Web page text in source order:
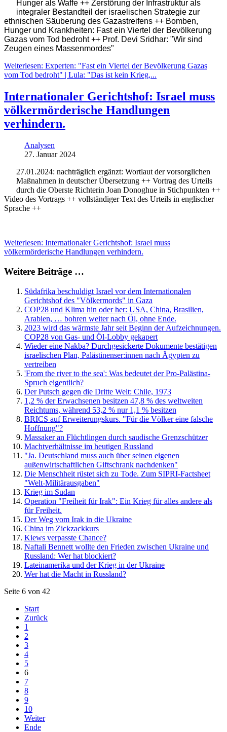
Hunger als Waffe ++ Zerstörung der Infrastruktur als
integraler Bestandteil der israelischen Strategie zur
ethnischen Säuberung des Gazastreifens ++ Bomben,
Hunger und Krankheiten: Fast ein Viertel der Bevölkerung
Gazas vom Tod bedroht ++ Prof. Devi Sridhar: "Wir sind
Zeugen eines Massenmordes"
Weiterlesen: Experten: "Fast ein Viertel der Bevölkerung Gazas
vom Tod bedroht" | Lula: "Das ist kein Krieg,...
Internationaler Gerichtshof: Israel muss
völkermörderische Handlungen
verhindern.
Analysen
27. Januar 2024
27.01.2024: nachträglich ergänzt: Wortlaut der vorsorglichen
Maßnahmen in deutscher Übersetzung ++ Vortrag des Urteils
durch die Oberste Richterin Joan Donoghue in Stichpunkten ++
Video des Vortrags ++ vollständiger Text des Urteils in englischer
Sprache ++
Weiterlesen: Internationaler Gerichtshof: Israel muss
völkermörderische Handlungen verhindern.
Weitere Beiträge …
Südafrika beschuldigt Israel vor dem Internationalen
Gerichtshof des "Völkermords" in Gaza
COP28 und Klima hin oder her: USA, China, Brasilien,
Arabien, … bohren weiter nach Öl, ohne Ende.
2023 wird das wärmste Jahr seit Beginn der Aufzeichnungen.
COP28 von Gas- und Öl-Lobby gekapert
Wieder eine Nakba? Durchgesickerte Dokumente bestätigen
israelischen Plan, Palästinenser:innen nach Ägypten zu
vertreiben
'From the river to the sea': Was bedeutet der Pro-Palästina-
Spruch eigentlich?
Der Putsch gegen die Dritte Welt: Chile, 1973
1,2 % der Erwachsenen besitzen 47,8 % des weltweiten
Reichtums, während 53,2 % nur 1,1 % besitzen
BRICS auf Erweiterungskurs. "Für die Völker eine falsche
Hoffnung"?
Massaker an Flüchtlingen durch saudische Grenzschützer
Machtverhältnisse im heutigen Russland
"Ja. Deutschland muss auch über seinen eigenen
außenwirtschaftlichen Giftschrank nachdenken"
Die Menschheit rüstet sich zu Tode. Zum SIPRI-Factsheet
"Welt-Militärausgaben"
Krieg im Sudan
Operation "Freiheit für Irak": Ein Krieg für alles andere als
für Freiheit.
Der Weg vom Irak in die Ukraine
China im Zickzackkurs
Kiews verpasste Chance?
Naftali Bennett wollte den Frieden zwischen Ukraine und
Russland: Wer hat blockiert?
Lateinamerika und der Krieg in der Ukraine
Wer hat die Macht in Russland?
Seite 6 von 42
Start
Zurück
1
2
3
4
5
6
7
8
9
10
Weiter
Ende